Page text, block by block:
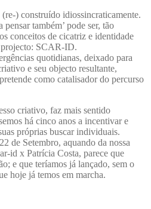
) construído idiossincraticamente.
também’ pode ser, tão
conceitos de cicatriz e identidade
SCAR-ID.
quotidianas, deixado para
e seu objecto resultante,
como catalisador do percurso
criativo, faz mais sentido
há cinco anos a incentivar e
próprias buscar individuais.
de Setembro, aquando da nossa
id x Patrícia Costa, parece que
e que teríamos já lançado, sem o
hoje já temos em marcha.